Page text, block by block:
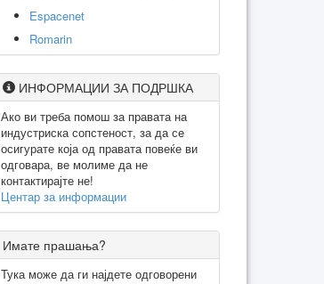
Espacenet
Romarin
ИНФОРМАЦИИ ЗА ПОДРШКА
Ако ви треба помош за правата на
индустриска сопстеност, за да се
осигурате која од правата повеќе ви
одговара, ве молиме да не
контактирајте не!
Центар за информации
Имате прашања?
Тука може да ги најдете одговорени